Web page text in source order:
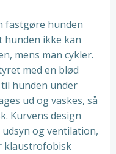
fastgøre hunden
hunden ikke kan
mens man cykler.
med en blød
hunden under
ud og vaskes, så
Kurvens design
og ventilation,
klaustrofobisk